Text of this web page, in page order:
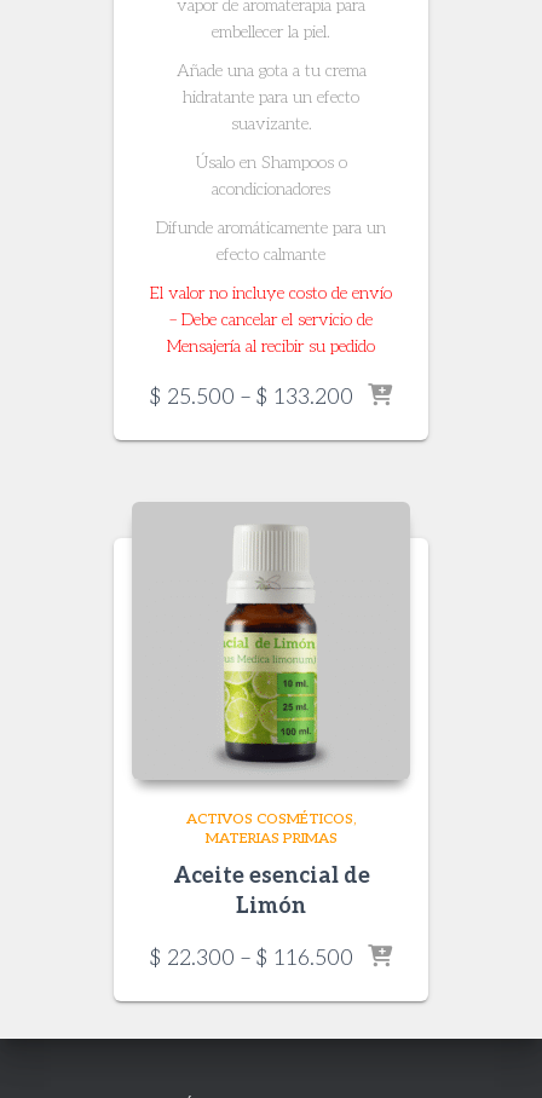
vapor de aromaterapia para
embellecer la piel.
Añade una gota a tu crema
hidratante para un efecto
suavizante.
Úsalo en Shampoos o
acondicionadores
Difunde aromáticamente para un
efecto calmante
El valor no incluye costo de envío
– Debe cancelar el servicio de
Mensajería al recibir su pedido
$ 25.500 – $ 133.200 Price
$ 25.500
$ 133.200
ACTIVOS COSMÉTICOS
MATERIAS PRIMAS
Aceite esencial de
Limón
$ 22.300 – $ 116.500 Price
$ 22.300
through